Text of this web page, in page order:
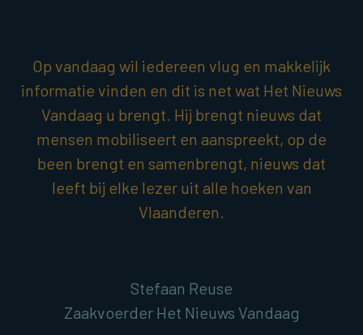
Op vandaag wil iedereen vlug en makkelijk
informatie vinden en dit is net wat Het Nieuws
Vandaag u brengt. Hij brengt nieuws dat
mensen mobiliseert en aanspreekt, op de
been brengt en samenbrengt, nieuws dat
leeft bij elke lezer uit alle hoeken van
Vlaanderen.
Stefaan Reuse
Zaakvoerder Het Nieuws Vandaag